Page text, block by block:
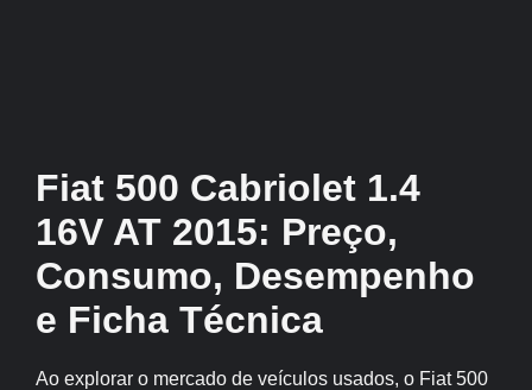
Fiat 500 Cabriolet 1.4
16V AT 2015: Preço,
Consumo, Desempenho
e Ficha Técnica
Ao explorar o mercado de veículos usados, o Fiat 500